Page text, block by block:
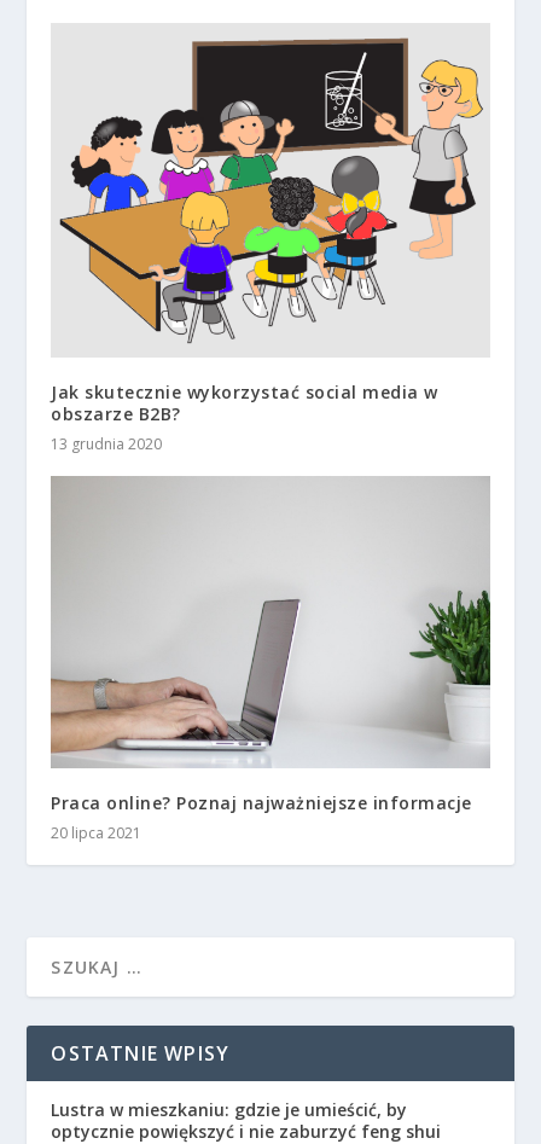
Jak skutecznie wykorzystać social media w
obszarze B2B?
13 grudnia 2020
Praca online? Poznaj najważniejsze informacje
20 lipca 2021
OSTATNIE WPISY
Lustra w mieszkaniu: gdzie je umieścić, by
optycznie powiększyć i nie zaburzyć feng shui